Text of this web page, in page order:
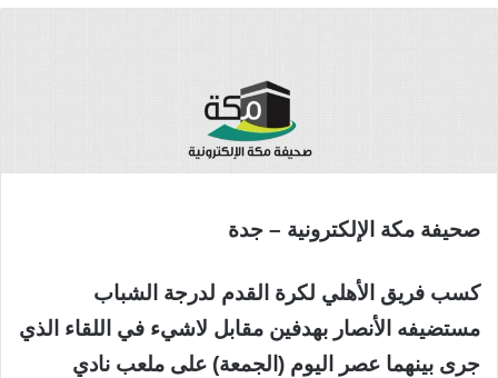
صحيفة مكة الإلكترونية – جدة
كسب فريق الأهلي لكرة القدم لدرجة الشباب
مستضيفه الأنصار بهدفين مقابل لاشيء في اللقاء الذي
جرى بينهما عصر اليوم (الجمعة) على ملعب نادي